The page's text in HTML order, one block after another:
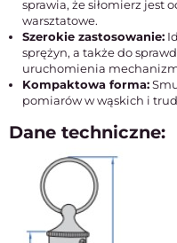
sprawia, że siłomierz jest
warsztatowe.
Szerokie zastosowanie:
sprężyn, a także do
uruchomienia
Kompaktowa forma:
pomiarów w wąskich i
Dane techniczne: